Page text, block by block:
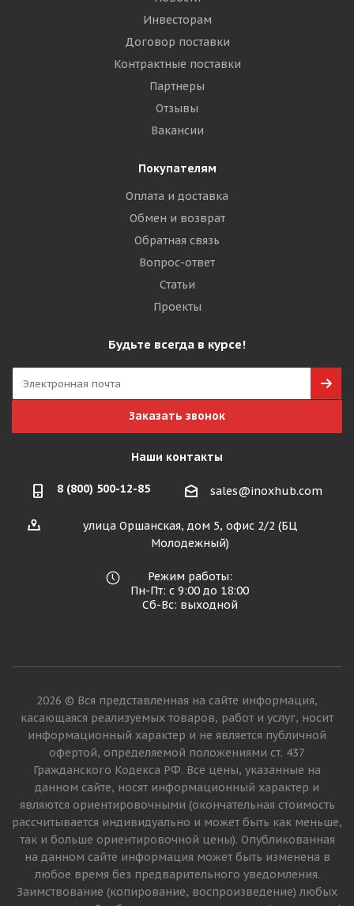
Инвесторам
Договор поставки
Контрактные поставки
Партнеры
Отзывы
Вакансии
Покупателям
Оплата и доставка
Обмен и возврат
Обратная связь
Вопрос-ответ
Статьи
Проекты
Будьте всегда в курсе!
Заказать звонок
Наши контакты
8 (800) 500-12-85 sales@inoxhub.com
улица Оршанская, дом 5, офис 2/2 (БЦ
Молодежный)
Режим работы:
Пн-Пт: с 9:00 до 18:00
Сб-Вс: выходной
2026 © Вся представленная на сайте информация,
касающаяся реализуемых товаров, работ и услуг, носит
информационный характер и не является публичной
офертой, определяемой положениями ст. 437
Гражданского Кодекса РФ. Все цены, указанные на
данном сайте, носят информационный характер и
являются ориентировочными (окончательная стоимость
рассчитывается индивидуально и может быть как меньше,
так и больше ориентировочной цены). Опубликованная
на данном сайте информация может быть изменена в
любое время без предварительного уведомления.
Заимствование (копирование, воспроизведение) любых